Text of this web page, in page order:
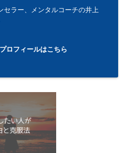
セラー、メンタルコーチの井上
ロフィールはこちら